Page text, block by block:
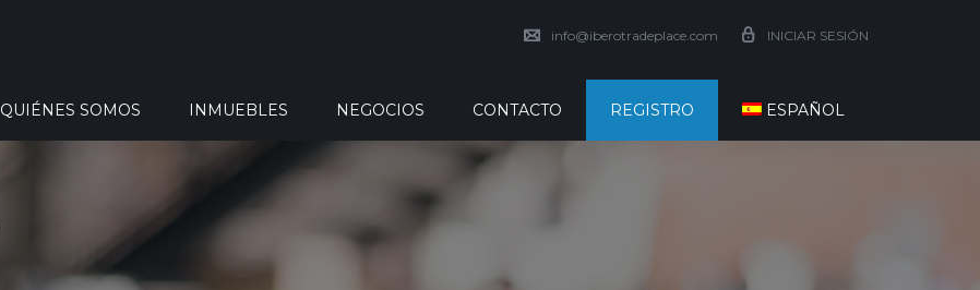
info@iberotradeplace.com INICIAR SESIÓN
QUIÉNES SOMOS INMUEBLES NEGOCIOS CONTACTO REGISTRO ESPAÑOL